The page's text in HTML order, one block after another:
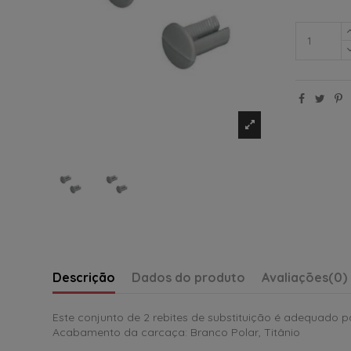
Descrição Dados do produto Avaliações(0)
Este conjunto de 2 rebites de substituição é adequado
Acabamento da carcaça: Branco Polar, Titânio